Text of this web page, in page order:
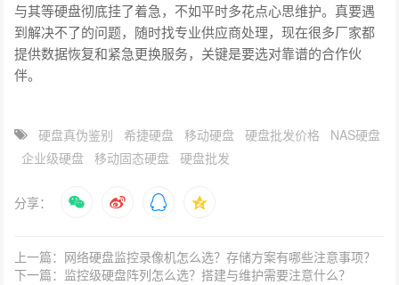
与其等硬盘彻底挂了着急，不如平时多花点心思维护。真要遇
到解决不了的问题，随时找专业供应商处理，现在很多厂家都
提供数据恢复和紧急更换服务，关键是要选对靠谱的合作伙
伴。
硬盘真伪鉴别 希捷硬盘 移动硬盘 硬盘批发价格
NAS硬盘
企业级硬盘
移动固态硬盘 硬盘批发
分享：
上一篇：网络硬盘监控录像机怎么选？存储方案有哪些注意事项？
下一篇：监控级硬盘阵列怎么选？搭建与维护需要注意什么？